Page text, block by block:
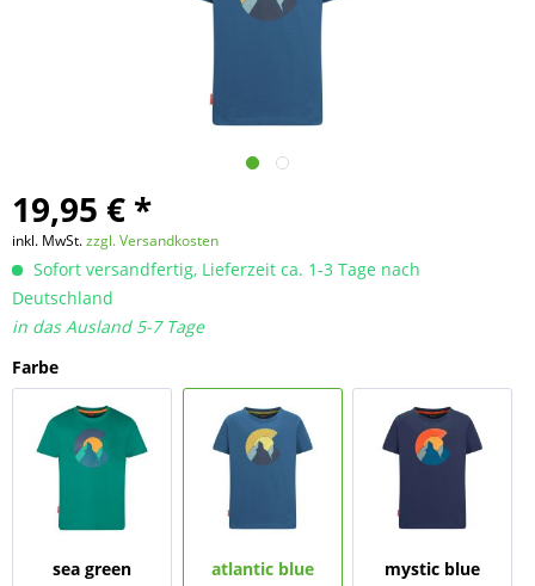
19,95 € *
inkl. MwSt.zzgl. Versandkosten
Sofort versandfertig, Lieferzeit ca. 1-3 Tage nach
Deutschland
in das Ausland 5-7 Tage
Farbe
sea green atlantic blue mystic blue